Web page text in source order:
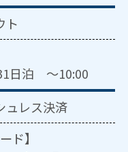
ト
日泊 ～10:00
ュレス決済
ド】